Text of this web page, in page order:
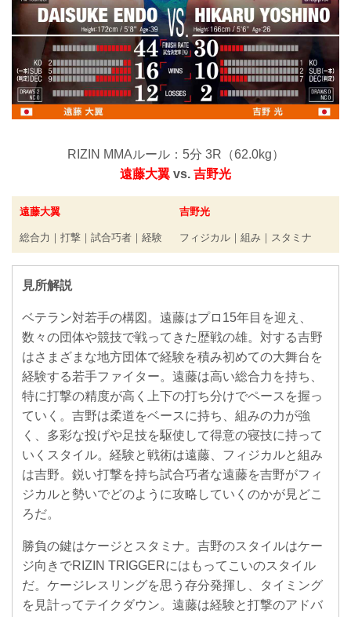
RIZIN MMAルール：5分 3R（62.0kg）
遠藤大翼 vs. 吉野光
遠藤大翼
総合力｜打撃｜試合巧者｜経験
吉野光
フィジカル｜組み｜スタミナ
見所解説
ベテラン対若手の構図。遠藤はプロ15年目を迎え、
数々の団体や競技で戦ってきた歴戦の雄。対する吉野
はさまざまな地方団体で経験を積み初めての大舞台を
経験する若手ファイター。遠藤は高い総合力を持ち、
特に打撃の精度が高く上下の打ち分けでペースを握っ
ていく。吉野は柔道をベースに持ち、組みの力が強
く、多彩な投げや足技を駆使して得意の寝技に持って
いくスタイル。経験と戦術は遠藤、フィジカルと組み
は吉野。鋭い打撃を持ち試合巧者な遠藤を吉野がフィ
ジカルと勢いでどのように攻略していくのかが見どこ
ろだ。
勝負の鍵はケージとスタミナ。吉野のスタイルはケー
ジ向きでRIZIN TRIGGERにはもってこいのスタイル
だ。ケージレスリングを思う存分発揮し、タイミング
を見計ってテイクダウン。遠藤は経験と打撃のアドバ